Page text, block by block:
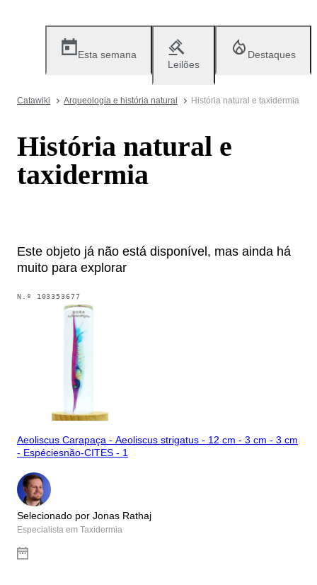
Esta semana
Leilões
Destaques
Catawiki Arqueologia e história natural História natural e taxidermia
História natural e
taxidermia
Este objeto já não está disponível, mas ainda há
muito para explorar
N.º 103353677
Aeoliscus Carapaça - Aeoliscus strigatus - 12 cm - 3 cm - 3 cm
- Espéciesnão-CITES - 1
Selecionado por Jonas Rathaj
Especialista em Taxidermia